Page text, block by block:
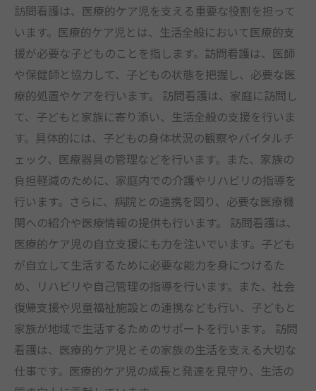
訪問看護は、医療的ケア児を支える重要な役割を担って
います。医療的ケア児とは、生活全般において医療的支
援が必要な子どものことを指します。訪問看護は、医師
や保健師と協力して、子どもの状態を把握し、必要な医
療的処置やケアを行います。 訪問看護は、家庭に訪問し
て、子どもと家族に寄り添い、生活全般の支援を行いま
す。具体的には、子どもの身体状況の観察やバイタルチ
ェック、医療器具の管理などを行います。また、家族の
負担軽減のために、家庭内での介護やリハビリの指導を
行います。さらに、病院との連携を図り、必要な医療機
関への紹介や医療情報の提供も行います。 訪問看護は、
医療的ケア児の自立支援にも力を注いでいます。子ども
が自立して生活するために必要な能力を身につけるた
め、リハビリや自己管理の指導を行います。また、社会
復帰支援や児童福祉施設との連携なども行い、子どもと
家族が地域で生活するためのサポートを行います。 訪問
看護は、医療的ケア児とその家族の生活を支える大切な
仕事です。医療的ケア児の成長と発達を見守り、生活の